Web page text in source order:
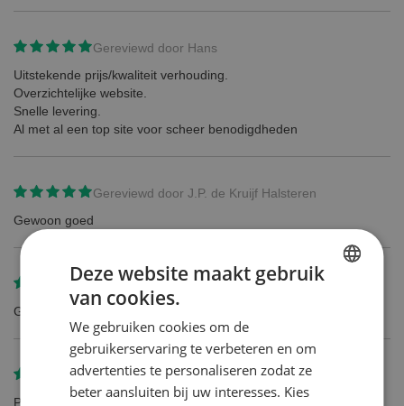
Gereviewd door Hans
Uitstekende prijs/kwaliteit verhouding.
Overzichtelijke website.
Snelle levering.
Al met al een top site voor scheer benodigdheden
Gereviewd door J.P. de Kruijf Halsteren
Gewoon goed
Gereviewd door
Piotr Darczuk
Gewoon perfect!!
Gereviewd door Dhr. van den Bosch, Anton
Prima scheermesjes voor een zware baardgroei.
Deze website maakt gebruik
van cookies.
We gebruiken cookies om de
gebruikerservaring te verbeteren en om
advertenties te personaliseren zodat ze
beter aansluiten bij uw interesses. Kies